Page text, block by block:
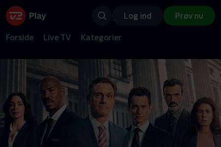
Log ind Prøv nu
Forside Live TV Kategorier